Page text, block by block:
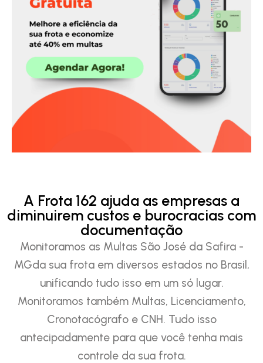
A Frota 162 ajuda as empresas a
diminuirem custos e burocracias com
documentação
Monitoramos as Multas São José da Safira -
MGda sua frota em diversos estados no Brasil,
unificando tudo isso em um só lugar.
Monitoramos também Multas, Licenciamento,
Cronotacógrafo e CNH. Tudo isso
antecipadamente para que você tenha mais
controle da sua frota.